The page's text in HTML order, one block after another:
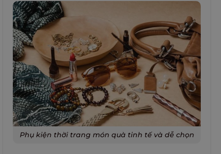
Phụ kiện thời trang món quà tinh tế và dễ chọn